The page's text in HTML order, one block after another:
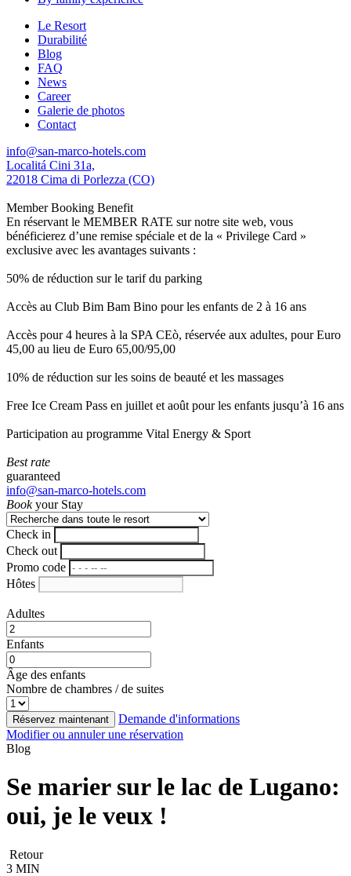
Le Resort
Durabilité
Blog
FAQ
News
Career
Galerie de photos
Contact
info@san-marco-hotels.com
Localitá Cini 31a,
22018 Cima di Porlezza (CO)
Member Booking Benefit
En réservant le MEMBER RATE sur notre site web, vous
bénéficierez d’une remise spéciale et de la « Privilege Card »
exclusive avec les avantages suivants :
50% de réduction sur le tarif du parking
Accès au Club Bim Bam Bino pour les enfants de 2 à 16 ans
Accès pour 4 heures à la SPA CEò, réservée aux adultes, pour Euro
45,00 au lieu de Euro 65,00/95,00
10% de réduction sur les soins de beauté et les massages
Free Ice Cream Pass en juillet et août pour les enfants jusqu’à 16 ans
Participation au programme Vital Energy & Sport
Best rate
guaranteed
info@san-marco-hotels.com
Bookyour Stay
Check in
Check out
Promo code
Hôtes
Adultes
Enfants
Âge des enfants
Nombre de chambres / de suites
Réservez maintenant
Demande d'informations
Modifier ou annuler une réservation
Blog
Se marier sur le lac de Lugano:
oui, je le veux !
Retour
3 MIN